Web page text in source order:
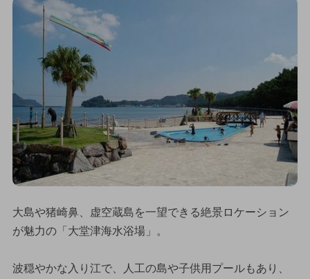
大島や猪崎鼻、虚空蔵島を一望できる絶景ロケーション
が魅力の「大堂津海水浴場」。
波穏やかな入り江で、人工の島や子供用プールもあり、